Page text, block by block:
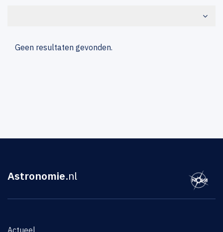
Geen resultaten gevonden.
Astronomie.nl
Actueel